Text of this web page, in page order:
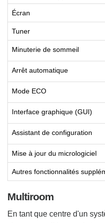
Écran
Tuner
Minuterie de sommeil
Arrêt automatique
Mode ECO
Interface graphique (GUI)
Assistant de configuration
Mise à jour du micrologiciel
Autres fonctionnalités
Multiroom
En tant que centre d'un